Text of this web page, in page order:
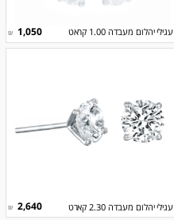
עגילי יהלום מעבדה 1.00 קראט 1,050
₪
עגילי יהלום מעבדה 2.30 קארט 2,640
₪